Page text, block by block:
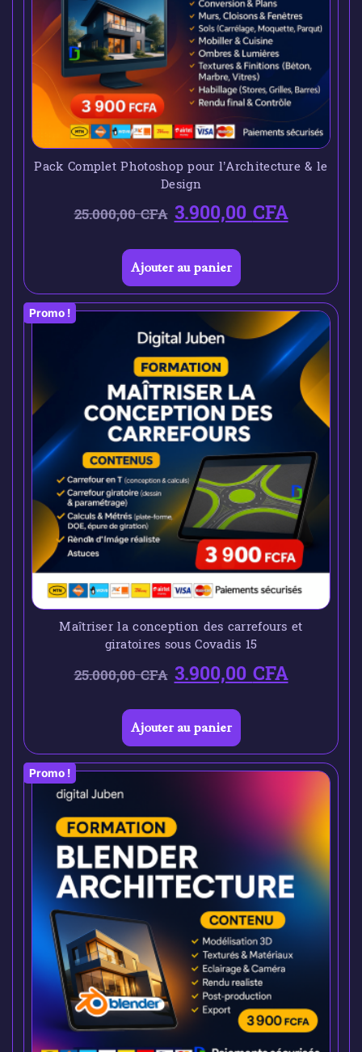
Pack Complet Photoshop pour l’Architecture & le
Design
25.000,00CFA 3.900,00CFA
Ajouter au panier
Promo !
Maîtriser la conception des carrefours et
giratoires sous Covadis 15
25.000,00CFA 3.900,00CFA
Ajouter au panier
Promo !